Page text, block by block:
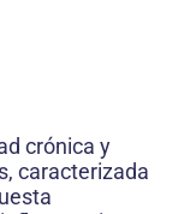
crónica y
caracterizada